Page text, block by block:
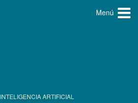
Menú
INTELIGENCIA ARTIFICIAL